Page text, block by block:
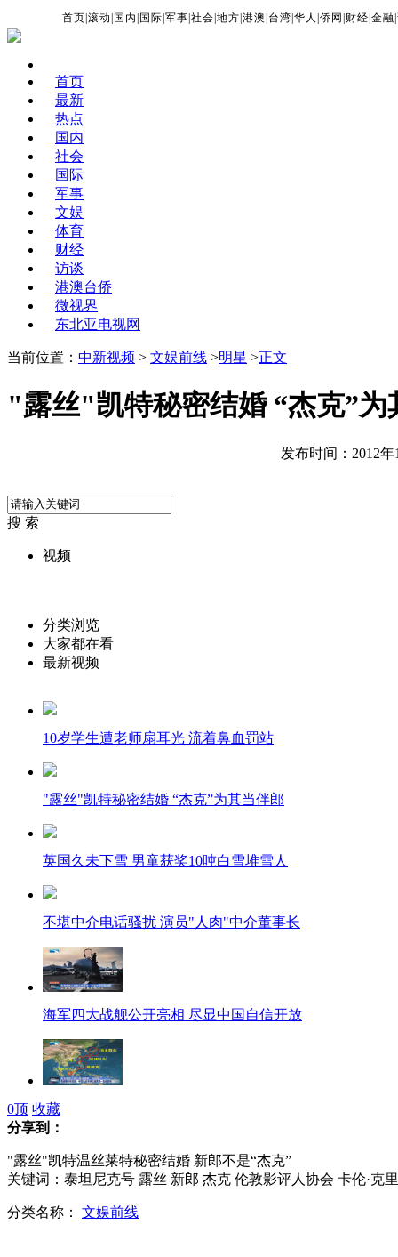
首页 |滚动 国内 国际 |军事 |社会 |地方 |港澳 台湾 |华人 |侨网 财经 |金融 |
首页
最新
热点
国内
社会
国际
军事
文娱
体育
财经
访谈
港澳台侨
微视界
东北亚电视网
当前位置： 中新视频 > 文娱前线 >明星 >正文
"露丝"凯特秘密结婚 “杰克”为
发布时间：2012年
搜 索
视频
分类浏览
大家都在看
最新视频
10岁学生遭老师扇耳光 流着鼻血罚站
"露丝"凯特秘密结婚 “杰克”为其当伴郎
英国久未下雪 男童获奖10吨白雪堆雪人
不堪中介电话骚扰 演员"人肉"中介董事长
海军四大战舰公开亮相 尽显中国自信开放
美媒称中国先进导弹可破美第一岛链围堵
0顶 收藏
分享到：
"露丝"凯特温丝莱特秘密结婚 新郎不是“杰克”
关键词：泰坦尼克号 露丝 新郎 杰克 伦敦影评人协会 卡伦·克
分类名称： 文娱前线